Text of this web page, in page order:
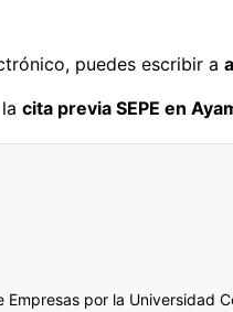
puedes escribir a
cita previa SEPE en
por la Universidad